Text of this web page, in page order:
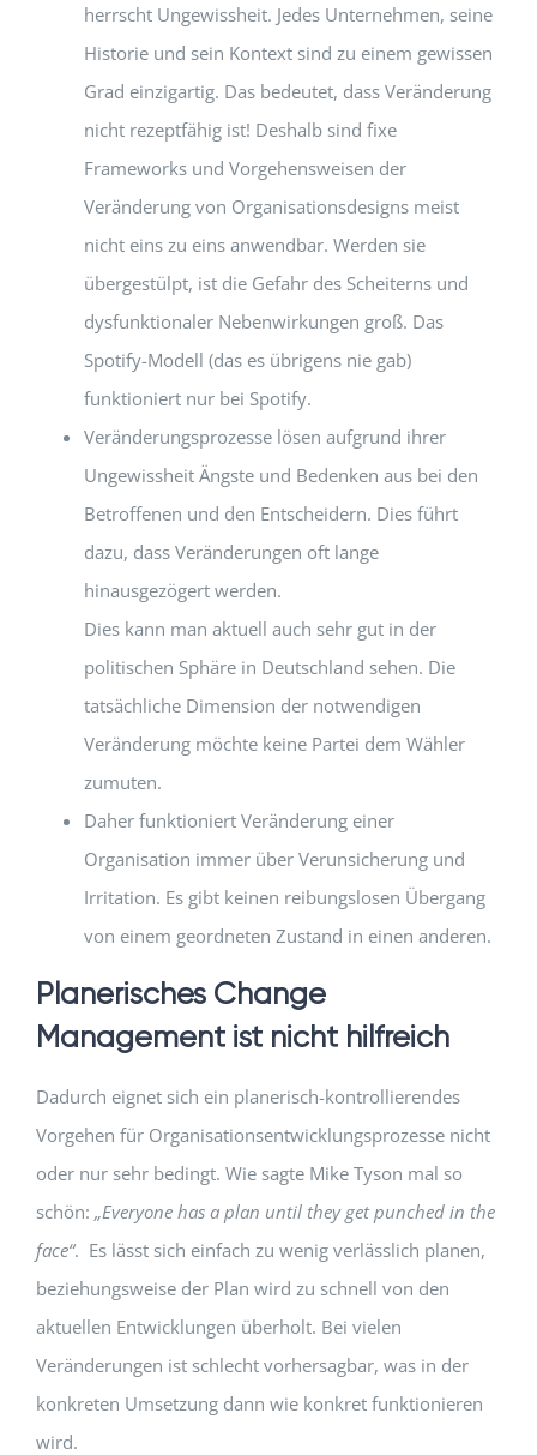
herrscht Ungewissheit. Jedes Unternehmen, seine
Historie und sein Kontext sind zu einem gewissen
Grad einzigartig. Das bedeutet, dass Veränderung
nicht rezeptfähig ist! Deshalb sind fixe
Frameworks und Vorgehensweisen der
Veränderung von Organisationsdesigns meist
nicht eins zu eins anwendbar. Werden sie
übergestülpt, ist die Gefahr des Scheiterns und
dysfunktionaler Nebenwirkungen groß. Das
Spotify-Modell (das es übrigens nie gab)
funktioniert nur bei Spotify.
Veränderungsprozesse lösen aufgrund ihrer
Ungewissheit Ängste und Bedenken aus bei den
Betroffenen und den Entscheidern. Dies führt
dazu, dass Veränderungen oft lange
hinausgezögert werden.
Dies kann man aktuell auch sehr gut in der
politischen Sphäre in Deutschland sehen. Die
tatsächliche Dimension der notwendigen
Veränderung möchte keine Partei dem Wähler
zumuten.
Daher funktioniert Veränderung einer
Organisation immer über Verunsicherung und
Irritation. Es gibt keinen reibungslosen Übergang
von einem geordneten Zustand in einen anderen.
Planerisches Change
Management ist nicht hilfreich
Dadurch eignet sich ein planerisch-kontrollierendes
Vorgehen für Organisationsentwicklungsprozesse nicht
oder nur sehr bedingt. Wie sagte Mike Tyson mal so
schön: „Everyone has a plan until they get punched in the
face“. Es lässt sich einfach zu wenig verlässlich planen,
beziehungsweise der Plan wird zu schnell von den
aktuellen Entwicklungen überholt. Bei vielen
Veränderungen ist schlecht vorhersagbar, was in der
konkreten Umsetzung dann wie konkret funktionieren
wird.